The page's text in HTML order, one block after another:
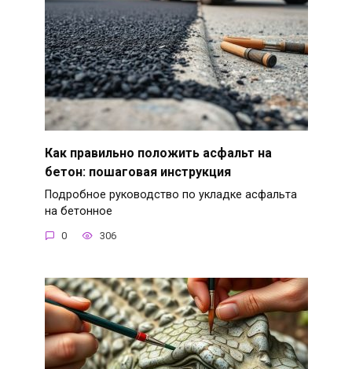
Как правильно положить асфальт на
бетон: пошаговая инструкция
Подробное руководство по укладке асфальта
на бетонное
0 306